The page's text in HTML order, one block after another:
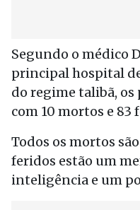
Segundo o médico
principal hospital
do regime talibã,
com 10 mortos e 83
Todos os mortos
feridos estão um
inteligência e um